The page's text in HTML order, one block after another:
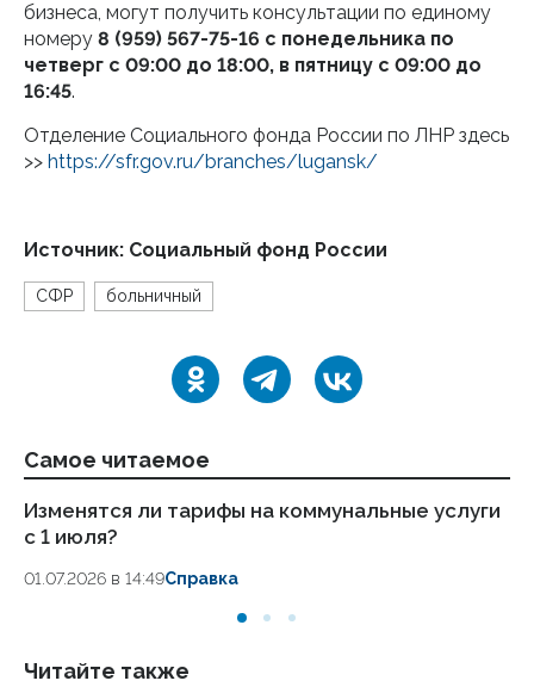
бизнеса, могут получить консультации по единому
номеру 8 (959) 567-75-16 с понедельника по
четверг с 09:00 до 18:00, в пятницу с 09:00 до
16:45.
Отделение Социального фонда России по ЛНР здесь
>> https://sfr.gov.ru/branches/lugansk/
Источник: Социальный фонд России
СФР больничный
Самое читаемое
Изменятся ли тарифы на коммунальные услуги
с 1 июля?
01.07.2026 в 14:49Справка
Читайте также